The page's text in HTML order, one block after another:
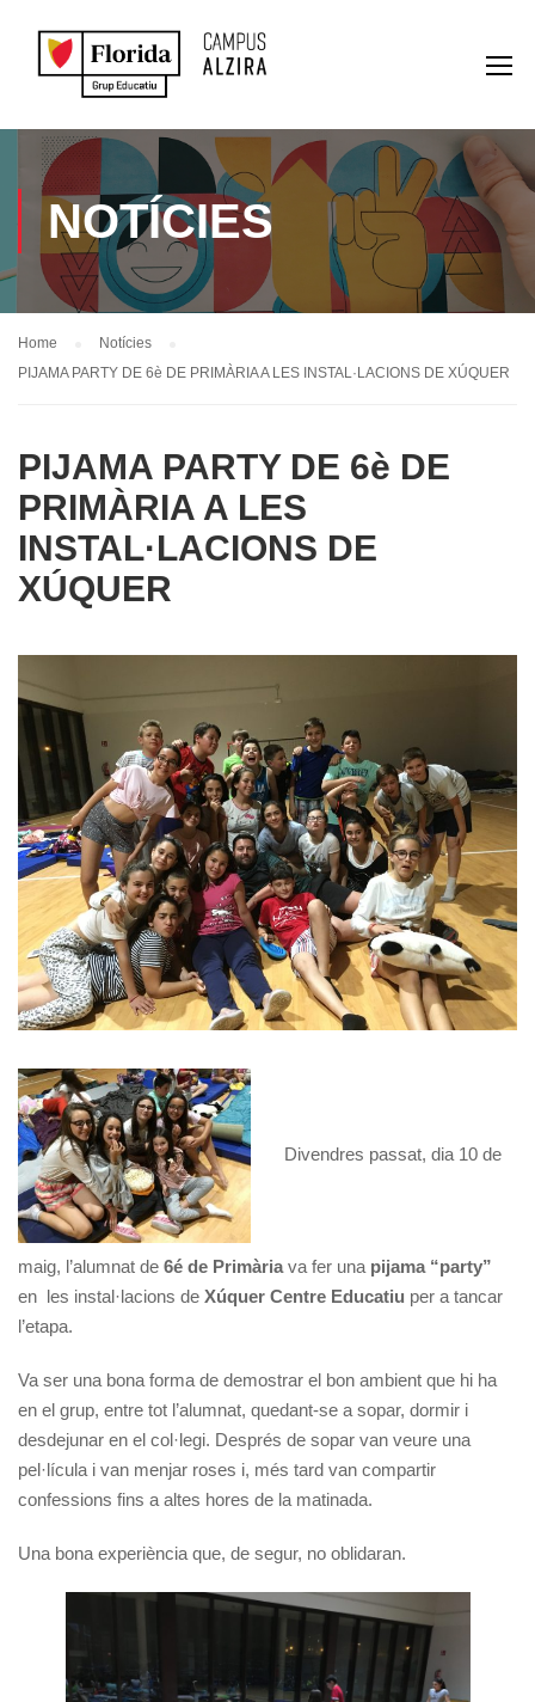
NOTÍCIES
Home
Notícies
PIJAMA PARTY DE 6è DE PRIMÀRIA A LES INSTAL·LACIONS DE XÚQUER
PIJAMA PARTY DE 6è DE
PRIMÀRIA A LES
INSTAL·LACIONS DE
XÚQUER
Divendres passat, dia 10 de
maig, l’alumnat de 6é de Primària va fer una pijama “party”
en les instal·lacions de Xúquer Centre Educatiu per a tancar
l’etapa.
Va ser una bona forma de demostrar el bon ambient que hi ha
en el grup, entre tot l’alumnat, quedant-se a sopar, dormir i
desdejunar en el col·legi. Després de sopar van veure una
pel·lícula i van menjar roses i, més tard van compartir
confessions fins a altes hores de la matinada.
Una bona experiència que, de segur, no oblidaran.